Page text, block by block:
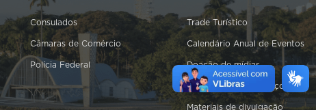
Consulados
Câmaras de Comércio
Polícia Federal
Trade Turístico
Calendário Anual de Eventos
Doação de mídias
Equipamentos e serviços
Materiais de divulgação